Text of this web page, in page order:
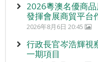
2026粵澳名優商
發揮會展商貿平台
2026年8月6日 20:45
行政長官岑浩輝視
一期項目